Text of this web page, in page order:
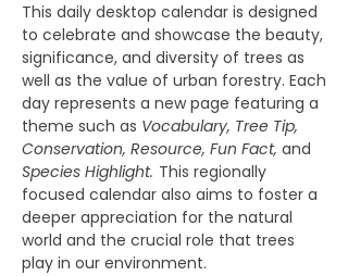
This daily desktop calendar is designed
to celebrate and showcase the beauty,
significance, and diversity of trees as
well as the value of urban forestry. Each
day represents a new page featuring a
theme such as Vocabulary, Tree Tip,
Conservation, Resource, Fun Fact, and
Species Highlight. This regionally
focused calendar also aims to foster a
deeper appreciation for the natural
world and the crucial role that trees
play in our environment.